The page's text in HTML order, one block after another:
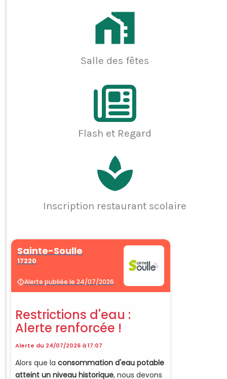
Salle des fêtes
Flash et Regard
Inscription restaurant scolaire